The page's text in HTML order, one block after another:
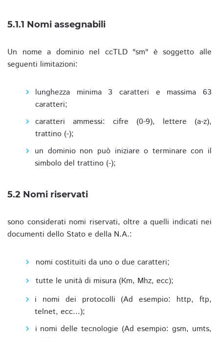
5.1.1 Nomi assegnabili
Un nome a dominio nel ccTLD "sm" è soggetto alle
seguenti limitazioni:
lunghezza minima 3 caratteri e massima 63
caratteri;
caratteri ammessi: cifre (0-9), lettere (a-z),
trattino (-);
un dominio non può iniziare o terminare con il
simbolo del trattino (-);
5.2 Nomi riservati
sono considerati nomi riservati, oltre a quelli indicati nei
documenti dello Stato e della N.A.:
nomi costituiti da uno o due caratteri;
tutte le unità di misura (Km, Mhz, ecc);
i nomi dei protocolli (Ad esempio: http, ftp,
telnet, ecc...);
i nomi delle tecnologie (Ad esempio: gsm, umts,